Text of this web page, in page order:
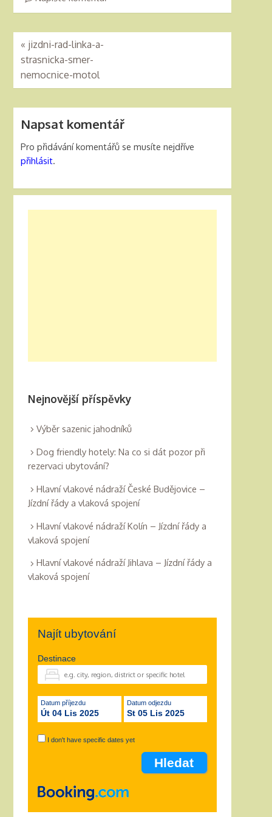
« jizdni-rad-linka-a-
strasnicka-smer-
nemocnice-motol
Napsat komentář
Pro přidávání komentářů se musíte nejdříve
přihlásit.
Nejnovější příspěvky
Výběr sazenic jahodníků
Dog friendly hotely: Na co si dát pozor při
rezervaci ubytování?
Hlavní vlakové nádraží České Budějovice –
Jízdní řády a vlaková spojení
Hlavní vlakové nádraží Kolín – Jízdní řády a
vlaková spojení
Hlavní vlakové nádraží Jihlava – Jízdní řády a
vlaková spojení
Najít ubytování
Destinace
Datum příjezdu
Út 04 Lis 2025
Datum odjezdu
St 05 Lis 2025
I don't have specific dates yet